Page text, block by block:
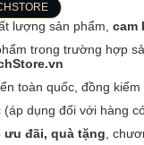
lượng sản phẩm, cam
trong trường hợp
toàn quốc, đồng kiểm
(áp dụng đối với hàng
đãi, quà tặng ,